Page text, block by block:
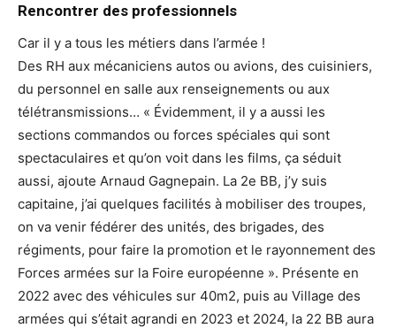
Rencontrer des professionnels
Car il y a tous les métiers dans l’armée !
Des RH aux mécaniciens autos ou avions, des cuisiniers,
du personnel en salle aux renseignements ou aux
télétransmissions… « Évidemment, il y a aussi les
sections commandos ou forces spéciales qui sont
spectaculaires et qu’on voit dans les films, ça séduit
aussi, ajoute Arnaud Gagnepain. La 2e BB, j’y suis
capitaine, j’ai quelques facilités à mobiliser des troupes,
on va venir fédérer des unités, des brigades, des
régiments, pour faire la promotion et le rayonnement des
Forces armées sur la Foire européenne ». Présente en
2022 avec des véhicules sur 40m2, puis au Village des
armées qui s’était agrandi en 2023 et 2024, la 22 BB aura